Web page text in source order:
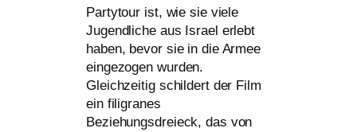
Partytour ist, wie sie vie­le
Jugendliche aus Israel erlebt
haben, bevor sie in die Armee
ein­ge­zo­gen wur­den.
Gleichzeitig schil­dert der Film
ein fili­gra­nes
Beziehungsdreieck, das von